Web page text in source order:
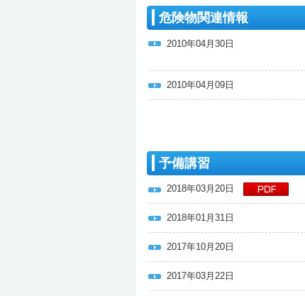
危険物関連情報
2010年04月30日
2010年04月09日
予備講習
2018年03月20日
2018年01月31日
2017年10月20日
2017年03月22日